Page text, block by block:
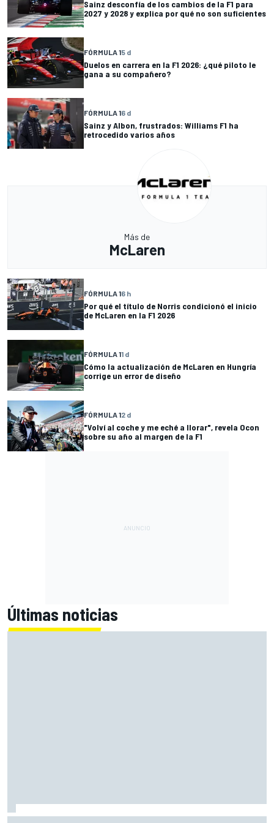
Sainz desconfía de los cambios de la F1 para
2027 y 2028 y explica por qué no son suficientes
FÓRMULA 15 d
Duelos en carrera en la F1 2026: ¿qué piloto le
gana a su compañero?
FÓRMULA 16 d
Sainz y Albon, frustrados: Williams F1 ha
retrocedido varios años
Más de
McLaren
FÓRMULA 16 h
Por qué el título de Norris condicionó el inicio
de McLaren en la F1 2026
FÓRMULA 11 d
Cómo la actualización de McLaren en Hungría
corrige un error de diseño
FÓRMULA 12 d
"Volví al coche y me eché a llorar", revela Ocon
sobre su año al margen de la F1
Últimas noticias